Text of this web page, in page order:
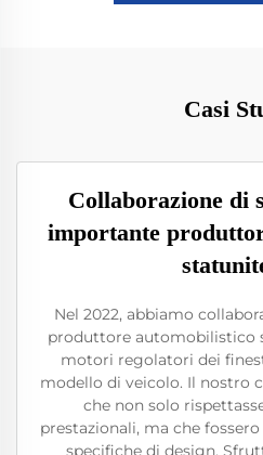
Casi
Collaborazione di
importante
Nel 2022, abbiamo
produttore automobilistico
motori regolatori dei
modello di veicolo. Il nostro
che non solo
prestazionali, ma che
specifiche di design.